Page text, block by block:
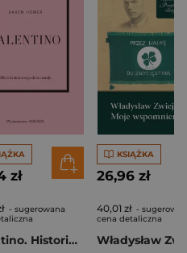
zł
- sugerowana
Valentino. Historia kultowego domu mody
KSIĄŻKA
26,96 zł
40,01 zł -
cena detaliczna